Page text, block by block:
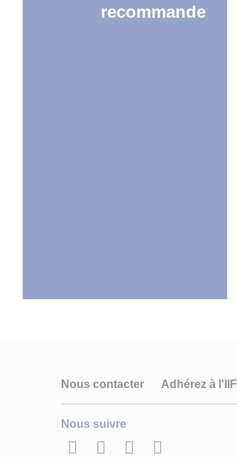
recommande
Nous contacter Adhérez à l'IIF
Nous suivre
LinkedInTwitterFacebook
Youtube